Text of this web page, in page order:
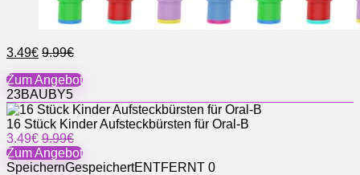
3.49€ 9.99€
Zum Angebot
23BAUBY5
16 Stück Kinder Aufsteckbürsten für Oral-B
3.49€ 9.99€
Zum Angebot
SpeichernGespeichertENTFERNT 0